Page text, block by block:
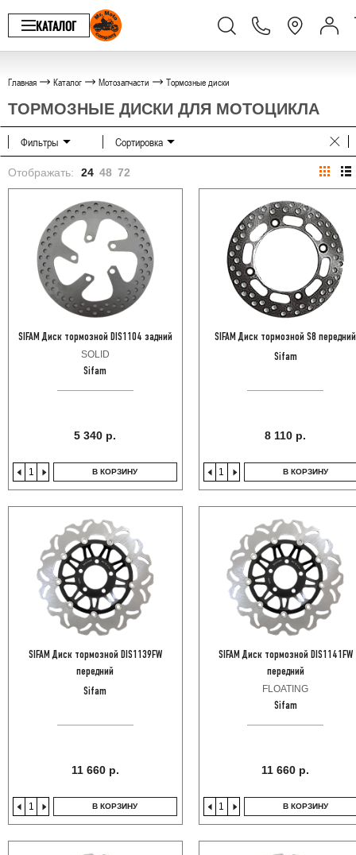
КАТАЛОГ
Главная Каталог Мотозапчасти Тормозные диски
ТОРМОЗНЫЕ ДИСКИ ДЛЯ МОТОЦИКЛА
Фильтры Сортировка
Отображать: 24 48 72
SIFAM Диск тормозной DIS1104 задний
SOLID
Sifam
5 340 р.
В КОРЗИНУ
SIFAM Диск тормозной S8 передний
Sifam
8 110 р.
В КОРЗИНУ
SIFAM Диск тормозной DIS1139FW
передний
Sifam
11 660 р.
В КОРЗИНУ
SIFAM Диск тормозной DIS1141FW
передний
FLOATING
Sifam
11 660 р.
В КОРЗИНУ